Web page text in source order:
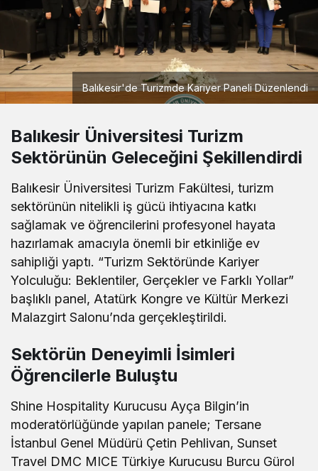
Balıkesir'de Turizmde Kariyer Paneli Düzenlendi
Balıkesir Üniversitesi Turizm
Sektörünün Geleceğini Şekillendirdi
Balıkesir Üniversitesi Turizm Fakültesi, turizm
sektörünün nitelikli iş gücü ihtiyacına katkı
sağlamak ve öğrencilerini profesyonel hayata
hazırlamak amacıyla önemli bir etkinliğe ev
sahipliği yaptı. “Turizm Sektöründe Kariyer
Yolculuğu: Beklentiler, Gerçekler ve Farklı Yollar”
başlıklı panel, Atatürk Kongre ve Kültür Merkezi
Malazgirt Salonu’nda gerçekleştirildi.
Sektörün Deneyimli İsimleri
Öğrencilerle Buluştu
Shine Hospitality Kurucusu Ayça Bilgin’in
moderatörlüğünde yapılan panele; Tersane
İstanbul Genel Müdürü Çetin Pehlivan, Sunset
Travel DMC MICE Türkiye Kurucusu Burcu Gürol